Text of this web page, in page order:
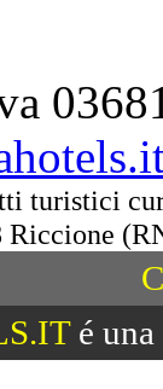
turistici
Riccione
é una